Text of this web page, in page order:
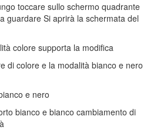
toccare sullo schermo quadrante
guardare Si aprirà la schermata del
colore supporta la modifica
di colore e la modalità bianco e nero
e nero
bianco e bianco cambiamento di